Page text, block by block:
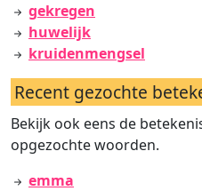
gekregen
huwelijk
kruidenmengsel
Recent gezochte
Bekijk ook eens de
opgezochte woorden.
emma